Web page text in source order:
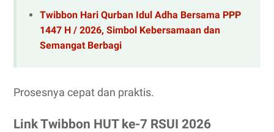
Twibbon Hari Qurban Idul Adha Bersama PPP
1447 H / 2026, Simbol Kebersamaan dan
Semangat Berbagi
Prosesnya cepat dan praktis.
Link Twibbon HUT ke-7 RSUI 2026